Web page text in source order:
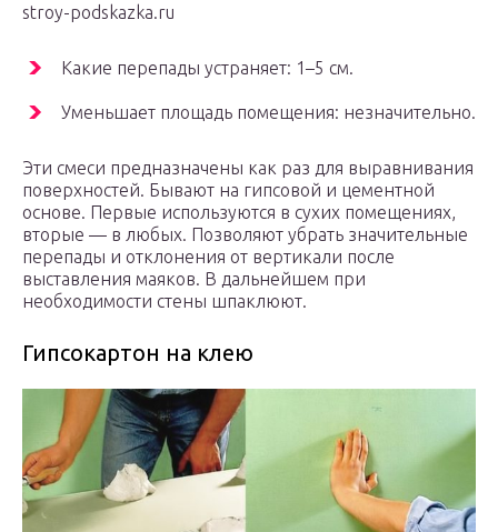
stroy-podskazka.ru
Какие перепады устраняет: 1–5 см.
Уменьшает площадь помещения: незначительно.
Эти смеси предназначены как раз для выравнивания
поверхностей. Бывают на гипсовой и цементной
основе. Первые используются в сухих помещениях,
вторые — в любых. Позволяют убрать значительные
перепады и отклонения от вертикали после
выставления маяков. В дальнейшем при
необходимости стены шпаклюют.
Гипсокартон на клею